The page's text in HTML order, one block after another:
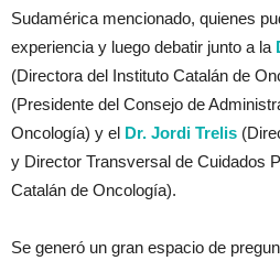
Sudamérica mencionado, quienes
experiencia y luego debatir junto a la
(Directora del Instituto Catalán de
(Presidente del Consejo de
Oncología) y el Dr. Jordi Trelis
y Director Transversal de Cuidados
Catalán de Oncología).
Se generó un gran espacio de